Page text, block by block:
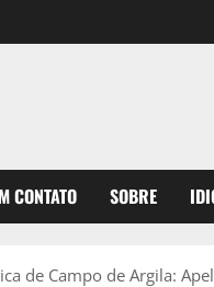
CONTATO SOBRE
de Campo de Argila: